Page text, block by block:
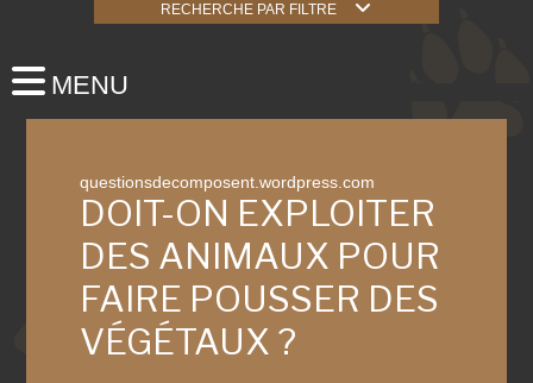
RECHERCHE PAR FILTRE
questionsdecomposent.wordpress.com
DOIT-ON EXPLOITER
DES ANIMAUX POUR
FAIRE POUSSER DES
VÉGÉTAUX ?